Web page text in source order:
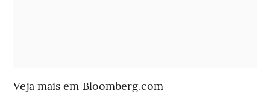
Veja mais em Bloomberg.com